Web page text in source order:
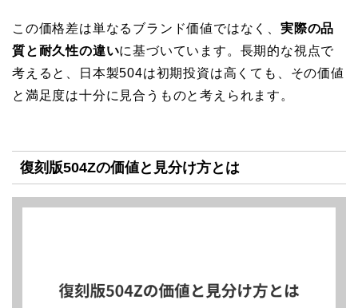
この価格差は単なるブランド価値ではなく、 実際の品
質と耐久性の違いに基づいています。長期的な視点で
考えると、日本製504は初期投資は高くても、その価値
と満足度は十分に見合うものと考えられます。
復刻版504Zの価値と見分け方とは